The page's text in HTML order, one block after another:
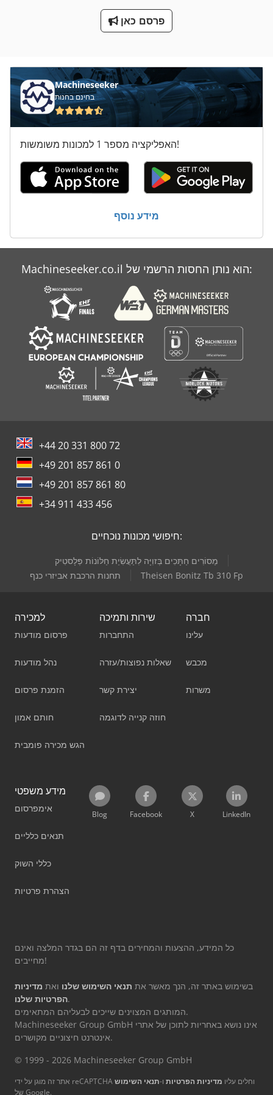
תצוגה דיגיטלית 3 צירים
פרסם כאן
Machineseeker
בחינם בחנות
האפליקציה מספר 1 למכונות משומשות!
מידע נוסף
Machineseeker.co.il הוא נותן החסות הרשמי של:
+44 20 331 800 72
+49 201 857 861 0
+49 201 857 861 80
+34 911 433 456
חיפושי מכונות נוכחיים:
מַסוֹרִים חַתָּכִים בְּזוִיָּה לִתַּעֲשִׂיַת חַלּוֹנוֹת פְּלָסטִיק
תחנות הרכבת אביזרי כנף
Theisen Bonitz Tb 310 Fp
למכירה
פרסום מודעות
נהל מודעות
הזמנת פרסום
חותם אמון
הגש מכירה פומבית
שירות ותמיכה
התחברות
שאלות נפוצות/עזרה
יצירת קשר
חוזה קנייה לדוגמה
חברה
עלינו
מכבש
משרות
מידע משפטי
אימפרסום
תנאים כלליים
כללי השוק
הצהרת פרטיות
Blog Facebook X LinkedIn
כל המידע, ההצעות והמחירים בדף זה הם בגדר המלצה ואינם
מחייבים!
בשימוש באתר זה, הנך מאשר את תנאי השימוש שלנו ואת מדיניות
הפרטיות שלנו.
המותגים המצוינים שייכים לבעליהם המתאימים.
Machineseeker Group GmbH אינו נושא באחריות לתוכן של אתרי
אינטרנט חיצוניים מקושרים.
© 1999 - 2026 Machineseeker Group GmbH
אתר זה מוגן על ידי reCAPTCHA וחלים עליו מדיניות הפרטיות ו-תנאי השימוש
של Google.